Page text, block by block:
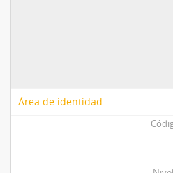
Área de identidad